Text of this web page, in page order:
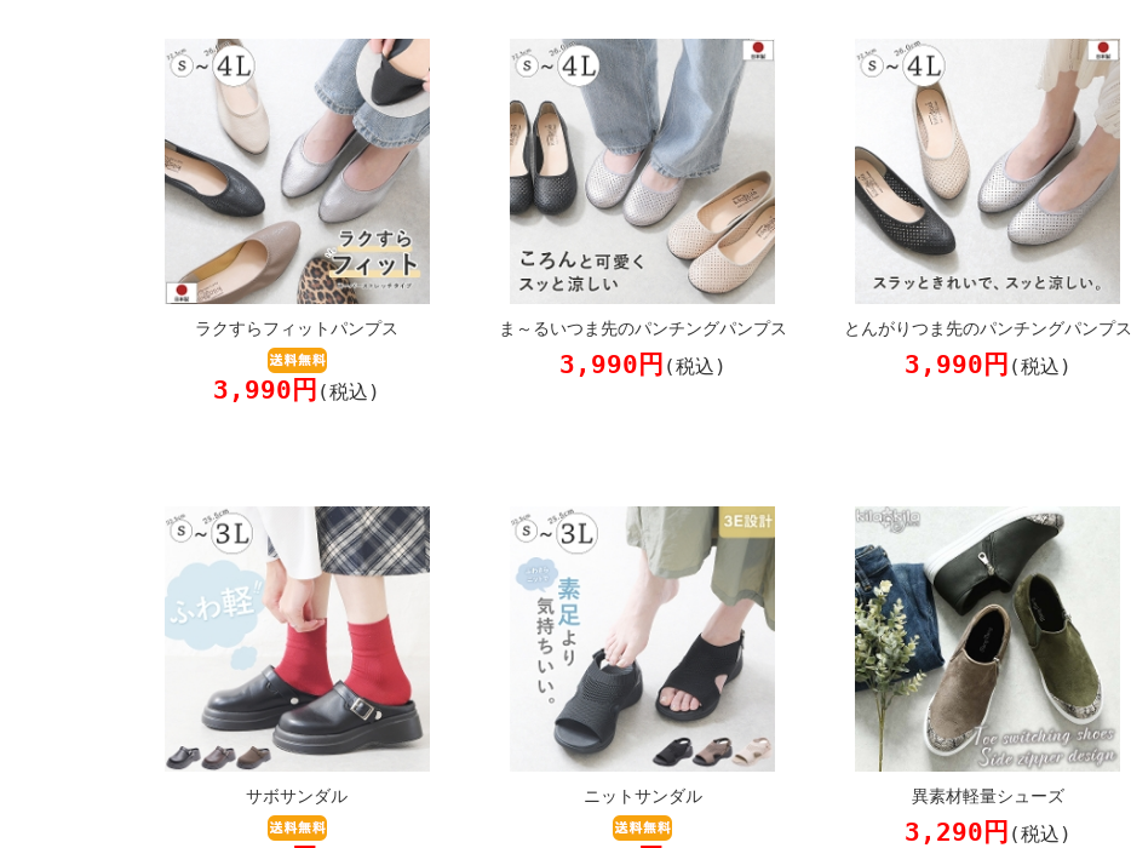
ラクすらフィットパンプス
3,990円 (税込)
ま～るいつま先のパンチングパンプス
3,990円 (税込)
とんがりつま先のパンチングパンプス
3,990円 (税込)
サボサンダル ニットサンダル 異素材軽量シューズ
3,290円 (税込)